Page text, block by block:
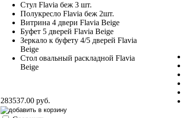
Стул Flavia беж 3 шт.
Полукресло Flavia беж 2шт.
Витрина 4 двери Flavia Beige
Буфет 5 дверей Flavia Beige
Зеркало к буфету 4/5 дверей Flavia
Beige
Стол овальный раскладной Flavia
Beige
283537.00 руб.